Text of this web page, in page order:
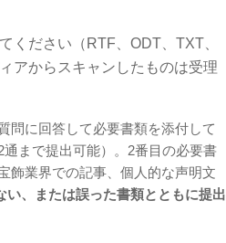
ください（RTF、ODT、TXT、
アからスキャンしたものは受理
問に回答して必要書類を添付して
まで提出可能）。2番目の必要書
飾業界での記事、個人的な声明文
い、または誤った書類とともに提出